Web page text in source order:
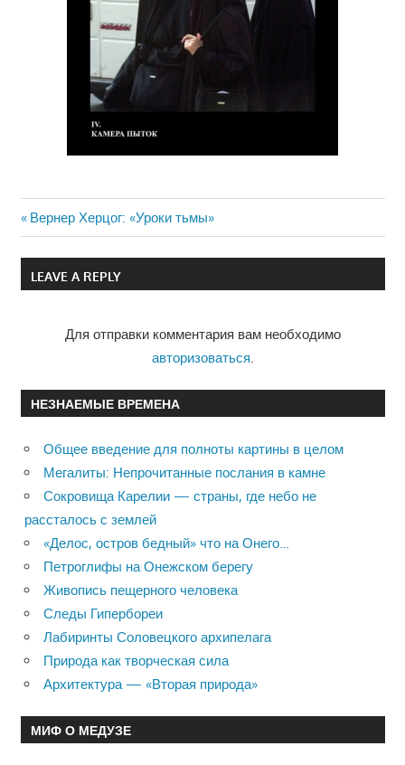
Навигация
по
Previous
Post:
Вернер Херцог: «Уроки тьмы»
LEAVE A REPLY
Для отправки комментария вам необходимо
авторизоваться
НЕЗНАЕМЫЕ ВРЕМЕНА
Общее введение для полноты картины в целом
Мегалиты: Непрочитанные послания в камне
Сокровища Карелии — страны, где небо не
рассталось с землей
«Делос, остров бедный» что на Онего…
Петроглифы на Онежском берегу
Живопись пещерного человека
Следы Гипербореи
Лабиринты Соловецкого архипелага
Природа как творческая сила
Архитектура — «Вторая природа»
МИФ О МЕДУЗЕ